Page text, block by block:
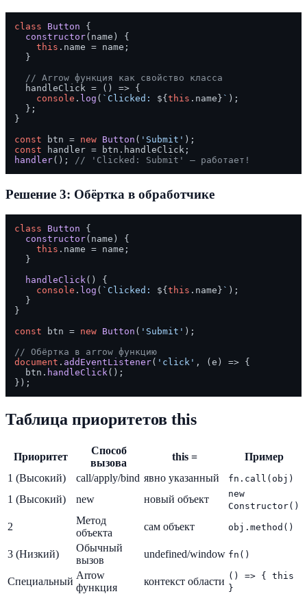
class Button {
constructor( name ) {
this . name = name;
  }
// Arrow функция как свойство класса
  handleClick =
() => {
console . log ( `Clicked: ${ this .name} ` );
  };
}
const btn = new Button ( 'Submit'
const handler = btn. handleClick
handler(); // 'Clicked: Submit' — работает!
Решение 3: Обёртка в обработчике
class Button {
constructor( name ) {
this . name = name;
  }
handleClick( ) {
console . log ( `Clicked: ${ this .name} ` );
  }
}
const btn = new Button ( 'Submit' );
// Обёртка в arrow функцию
document . addEventListener( 'click' , ( e ) => {
  btn.
handleClick();
Таблица приоритетов this
Приоритет
Способ
вызова
this =
Пример
1 (Высокий)
call/apply/bind явно указанный fn.call(obj)
1 (Высокий) new новый объект
new
Constructor()
2
Метод
объекта
сам объект obj.method()
3 (Низкий)
Обычный
вызов
undefined/window fn()
Специальный
Arrow
функция
контекст области () => { this
}